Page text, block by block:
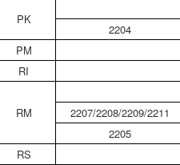
PK
2204
PM
RI
RM
2207/2208/2209/2211
2205
RS